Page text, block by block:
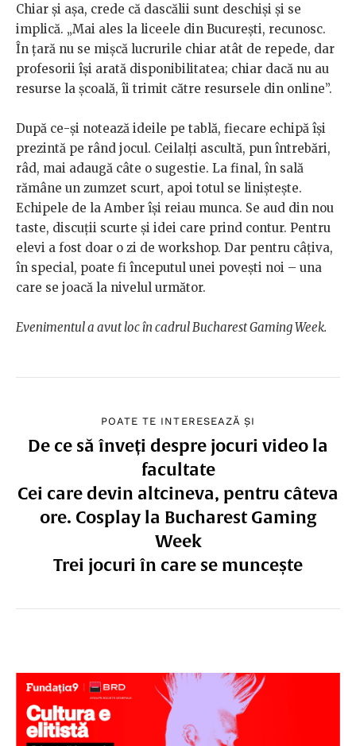
Chiar și așa, crede că dascălii sunt deschiși și se
implică. „Mai ales la liceele din București, recunosc.
În țară nu se mișcă lucrurile chiar atât de repede, dar
profesorii își arată disponibilitatea; chiar dacă nu au
resurse la școală, îi trimit către resursele din online”.
După ce-și notează ideile pe tablă, fiecare echipă își
prezintă pe rând jocul. Ceilalți ascultă, pun întrebări,
râd, mai adaugă câte o sugestie. La final, în sală
rămâne un zumzet scurt, apoi totul se liniștește.
Echipele de la Amber își reiau munca. Se aud din nou
taste, discuții scurte și idei care prind contur. Pentru
elevi a fost doar o zi de workshop. Dar pentru câțiva,
în special, poate fi începutul unei povești noi – una
care se joacă la nivelul următor.
Evenimentul a avut loc în cadrul Bucharest Gaming Week.
POATE TE INTERESEAZĂ ȘI
De ce să înveți despre jocuri video la
facultate
Cei care devin altcineva, pentru câteva
ore. Cosplay la Bucharest Gaming
Week
Trei jocuri în care se muncește